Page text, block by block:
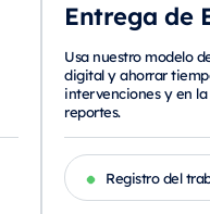
Entrega de
Usa nuestro modelo
digital y ahorrar
intervenciones y en
reportes.
Registro del